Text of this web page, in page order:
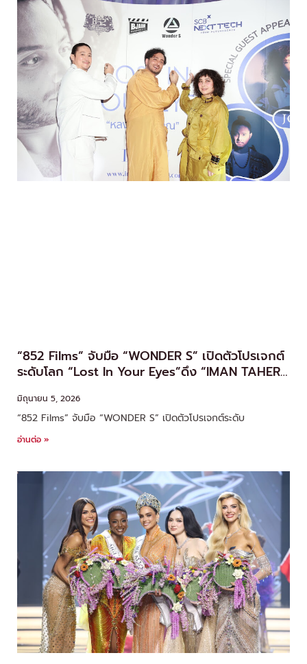
“852 Films” จับมือ “WONDER S” เปิดตัวโปรเจกต์
ระดับโลก “Lost In Your Eyes”ดึง “IMAN TAHERI”
คอนรอย ชาน
มิถุนายน 5, 2026
“852 Films” จับมือ “WONDER S” เปิดตัวโปรเจกต์ระดับ
อ่านต่อ »